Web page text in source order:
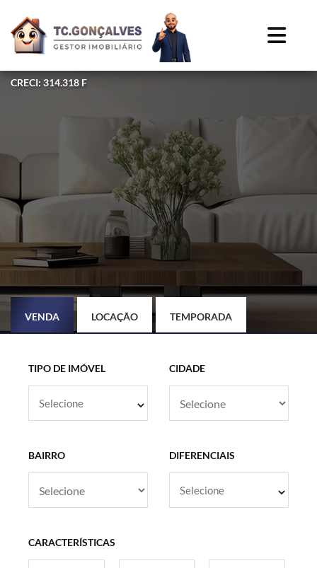
CRECI: 314.318 F
VENDA LOCAÇÃO TEMPORADA
TIPO DE IMÓVEL
Selecione
CIDADE
BAIRRO DIFERENCIAIS
Selecione
CARACTERÍSTICAS